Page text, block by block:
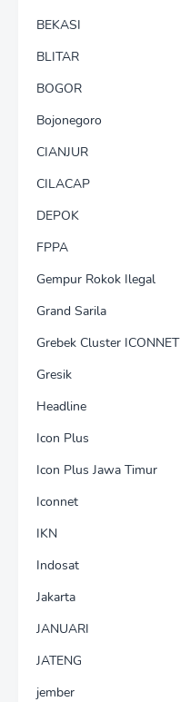
BEKASI
BLITAR
BOGOR
Bojonegoro
CIANJUR
CILACAP
DEPOK
FPPA
Gempur Rokok Ilegal
Grand Sarila
Grebek Cluster ICONNET
Gresik
Headline
Icon Plus
Icon Plus Jawa Timur
Iconnet
IKN
Indosat
Jakarta
JANUARI
JATENG
jember